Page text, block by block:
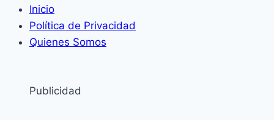
Inicio
Política de Privacidad
Quienes Somos
Publicidad